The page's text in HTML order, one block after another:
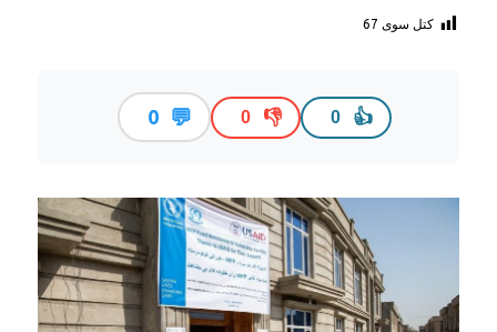
کتل سوی 67
👍
0
👎
0
💬
0